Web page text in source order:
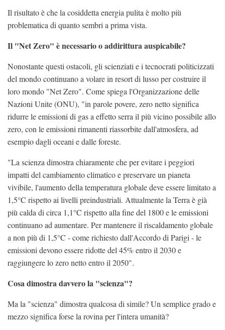
Il risultato è che la cosiddetta energia pulita è molto più
problematica di quanto sembri a prima vista.
Il "Net Zero" è necessario o addirittura auspicabile?
Nonostante questi ostacoli, gli scienziati e i tecnocrati politicizzati
del mondo continuano a volare in resort di lusso per costruire il
loro mondo "Net Zero". Come spiega l'Organizzazione delle
Nazioni Unite (ONU), "in parole povere, zero netto significa
ridurre le emissioni di gas a effetto serra il più vicino possibile allo
zero, con le emissioni rimanenti riassorbite dall'atmosfera, ad
esempio dagli oceani e dalle foreste.
"La scienza dimostra chiaramente che per evitare i peggiori
impatti del cambiamento climatico e preservare un pianeta
vivibile, l'aumento della temperatura globale deve essere limitato a
1,5°C rispetto ai livelli preindustriali. Attualmente la Terra è già
più calda di circa 1,1°C rispetto alla fine del 1800 e le emissioni
continuano ad aumentare. Per mantenere il riscaldamento globale
a non più di 1,5°C - come richiesto dall'Accordo di Parigi - le
emissioni devono essere ridotte del 45% entro il 2030 e
raggiungere lo zero netto entro il 2050".
Cosa dimostra davvero la "scienza"?
Ma la "scienza" dimostra qualcosa di simile? Un semplice grado e
mezzo significa forse la rovina per l'intera umanità?